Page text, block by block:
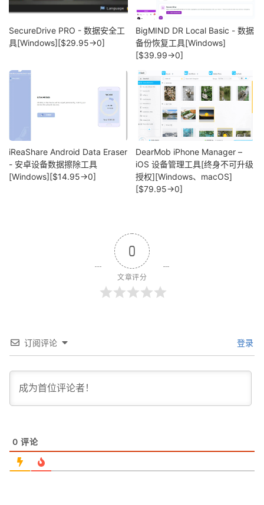
SecureDrive PRO - 数据安全工
具[Windows][$29.95→0]
BigMIND DR Local Basic - 数据
备份恢复工具[Windows]
[$39.99→0]
iReaShare Android Data Eraser
- 安卓设备数据擦除工具
[Windows][$14.95→0]
DearMob iPhone Manager –
iOS 设备管理工具[终身不可升级
授权][Windows、macOS]
[$79.95→0]
0
文章评分
订阅评论 登录
0 评论